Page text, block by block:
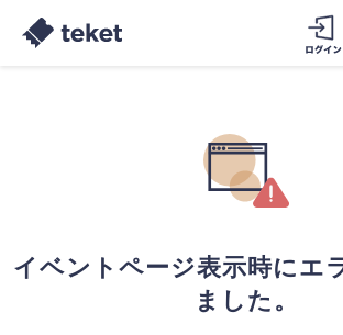
イベントページ表示時にエ
ました。